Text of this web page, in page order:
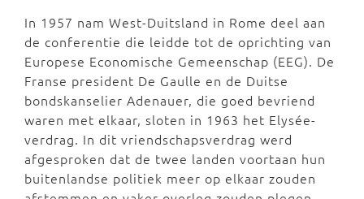
In 1957 nam West-Duitsland in Rome deel aan
de conferentie die leidde tot de oprichting van
Europese Economische Gemeenschap (EEG). De
Franse president De Gaulle en de Duitse
bondskanselier Adenauer, die goed bevriend
waren met elkaar, sloten in 1963 het Elysée-
verdrag. In dit vriendschapsverdrag werd
afgesproken dat de twee landen voortaan hun
buitenlandse politiek meer op elkaar zouden